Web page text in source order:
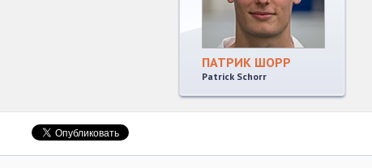
ПАТРИК ШОРР
Patrick Schorr